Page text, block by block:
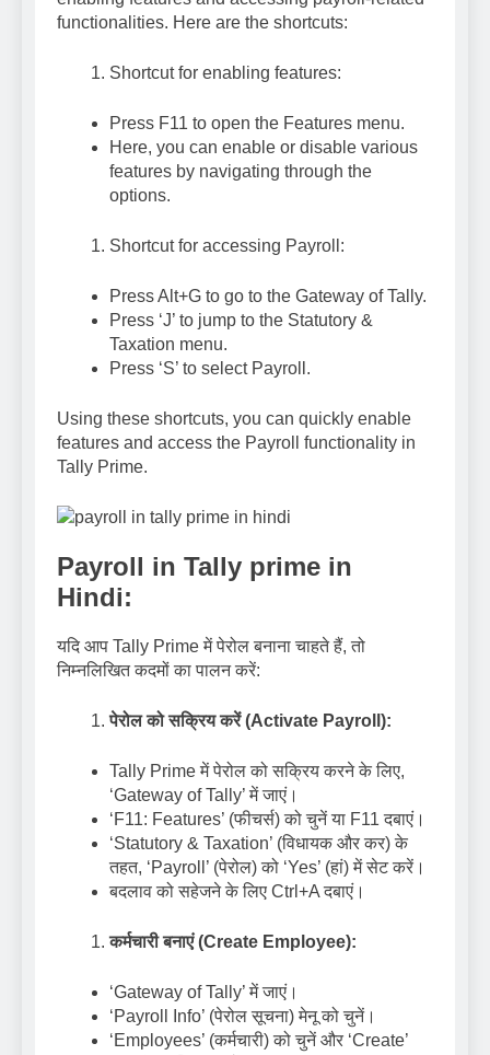
functionalities. Here are the shortcuts:
Shortcut for enabling features:
Press F11 to open the Features menu.
Here, you can enable or disable various
features by navigating through the
options.
Shortcut for accessing Payroll:
Press Alt+G to go to the Gateway of Tally.
Press ‘J’ to jump to the Statutory &
Taxation menu.
Press ‘S’ to select Payroll.
Using these shortcuts, you can quickly enable
features and access the Payroll functionality in
Tally Prime.
Payroll in Tally prime in
Hindi:
यदि आप Tally Prime में पेरोल बनाना चाहते हैं, तो
निम्नलिखित कदमों का पालन करें:
पेरोल को सक्रिय करें (Activate Payroll):
Tally Prime में पेरोल को सक्रिय करने के लिए,
‘Gateway of Tally’ में जाएं।
‘F11: Features’ (फीचर्स) को चुनें या F11 दबाएं।
‘Statutory & Taxation’ (विधायक और कर) के
तहत, ‘Payroll’ (पेरोल) को ‘Yes’ (हां) में सेट करें।
बदलाव को सहेजने के लिए Ctrl+A दबाएं।
कर्मचारी बनाएं (Create Employee):
‘Gateway of Tally’ में जाएं।
‘Payroll Info’ (पेरोल सूचना) मेनू को चुनें।
‘Employees’ (कर्मचारी) को चुनें और ‘Create’